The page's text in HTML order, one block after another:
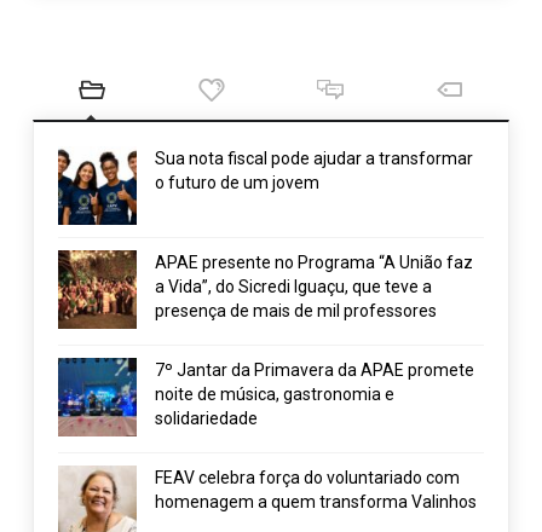
Sua nota fiscal pode ajudar a transformar
o futuro de um jovem
APAE presente no Programa “A União faz
a Vida”, do Sicredi Iguaçu, que teve a
presença de mais de mil professores
7º Jantar da Primavera da APAE promete
noite de música, gastronomia e
solidariedade
FEAV celebra força do voluntariado com
homenagem a quem transforma Valinhos